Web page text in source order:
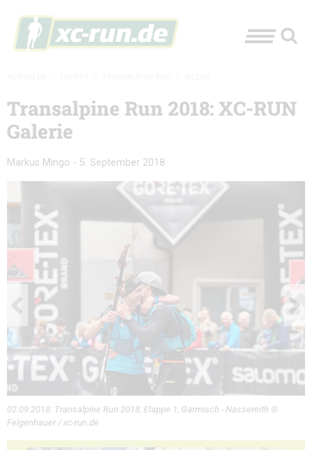
Transalpine Run 2018: XC-RUN
Galerie
Markus Mingo - 5. September 2018
02.09.2018: Transalpine Run 2018, Etappe 1, Garmisch - Nassereith ©
Felgenhauer / xc-run.de